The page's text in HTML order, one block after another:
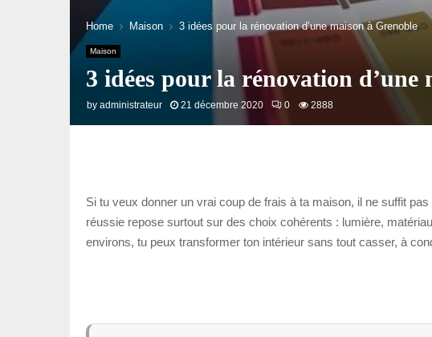
Home Maison 3 idées pour la rénovation d’une maison à Grenoble
Maison
3 idées pour la rénovation d’une
by administrateur 21 décembre 2020 0 2888
Si tu veux donner un vrai coup de frais à ta maison, il ne suffit
réussie repose surtout sur des choix cohérents : lumière,
environs, tu peux transformer ton intérieur sans tout casser, à